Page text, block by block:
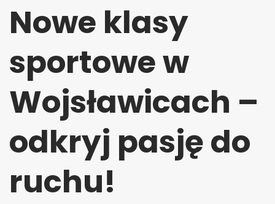
Nowe klasy
sportowe w
Wojsławicach –
odkryj pasję do
ruchu!